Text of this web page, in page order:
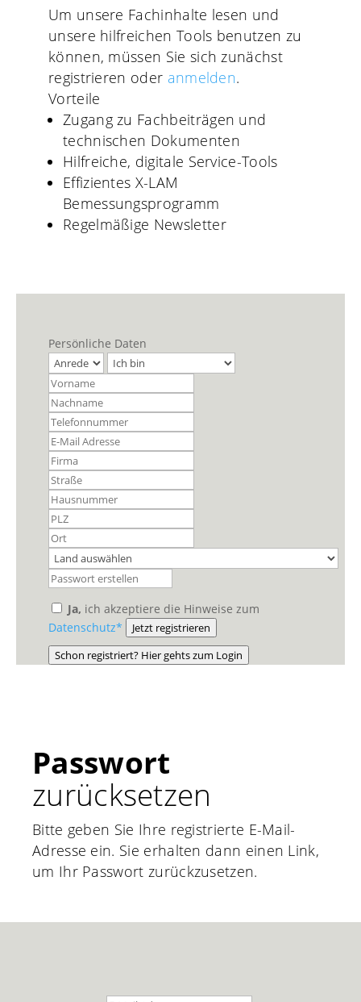
Um unsere Fachinhalte lesen und
unsere hilfreichen Tools benutzen zu
können, müssen Sie sich zunächst
registrieren oder anmelden.
Vorteile
Zugang zu Fachbeiträgen und
technischen Dokumenten
Hilfreiche, digitale Service-Tools
Effizientes X-LAM
Bemessungsprogramm
Regelmäßige Newsletter
Persönliche Daten
Ja, ich akzeptiere die Hinweise zum
Datenschutz*
Jetzt registrieren
Schon registriert? Hier gehts zum Login
Passwort
zurücksetzen
Bitte geben Sie Ihre registrierte E-Mail-
Adresse ein. Sie erhalten dann einen Link,
um Ihr Passwort zurückzusetzen.